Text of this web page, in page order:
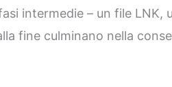
intermedie – un file LNK,
fine culminano nella